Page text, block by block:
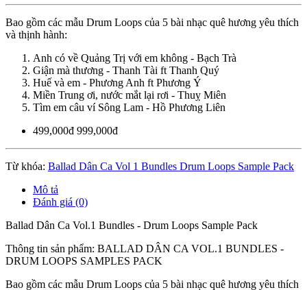
Bao gồm các mẫu Drum Loops của 5 bài nhạc quê hương yêu thích
và thịnh hành:
Anh có về Quảng Trị với em không - Bạch Trà
Giận mà thương - Thanh Tài ft Thanh Quý
Huế và em - Phương Anh ft Phương Ý
Miền Trung ơi, nước mắt lại rơi - Thuỵ Miên
Tìm em câu ví Sông Lam - Hồ Phương Liên
499,000đ 999,000đ
Từ khóa: Ballad Dân Ca Vol 1 Bundles Drum Loops Sample Pack
Mô tả
Đánh giá (0)
Ballad Dân Ca Vol.1 Bundles - Drum Loops Sample Pack
Thông tin sản phẩm: BALLAD DÂN CA VOL.1 BUNDLES -
DRUM LOOPS SAMPLES PACK
Bao gồm các mẫu Drum Loops của 5 bài nhạc quê hương yêu thích